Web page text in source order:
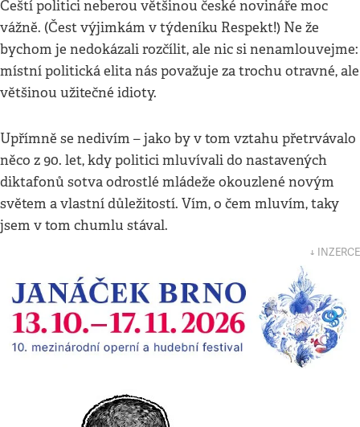
Čeští politici neberou většinou české novináře moc
vážně. (Čest výjimkám v týdeníku Respekt!) Ne že
bychom je nedokázali rozčílit, ale nic si nenamlouvejme:
místní politická elita nás považuje za trochu otravné, ale
většinou užitečné idioty.
Upřímně se nedivím – jako by v tom vztahu přetrvávalo
něco z 90. let, kdy politici mluvívali do nastavených
diktafonů sotva odrostlé mládeže okouzlené novým
světem a vlastní důležitostí. Vím, o čem mluvím, taky
jsem v tom chumlu stával.
↓ INZERCE